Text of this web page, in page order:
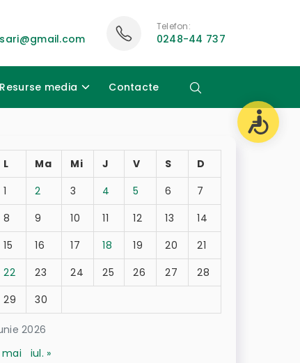
Telefon:
0248-44 737
Resurse media Contacte
2026
L Ma Mi J V S
D
1
2 3 4 5 6
7
8
9 10 11 12 13
14
15
16 17 18 19 20
21
22
23 24 25 26 27
28
29
30
mai iul. »